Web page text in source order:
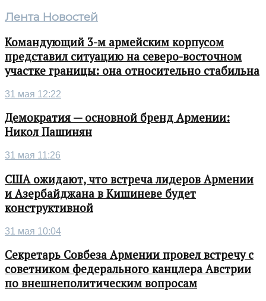
Лента Новостей
Командующий 3-м армейским корпусом
представил ситуацию на северо-восточном
участке границы: она относительно стабильна
31 мая 12:22
Демократия — основной бренд Армении:
Никол Пашинян
31 мая 11:26
США ожидают, что встреча лидеров Армении
и Азербайджана в Кишиневе будет
конструктивной
31 мая 10:04
Секретарь Совбеза Армении провел встречу с
советником федерального канцлера Австрии
по внешнеполитическим вопросам